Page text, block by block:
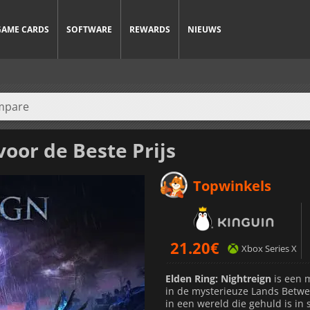
CARDS SOFTWARE REWARDS NIEUWS
de Beste Prijs
Topwinkels
21.20€ Xbox Series X
Elden Ring: Nightreign is een
in de mysterieuze Lands
in een wereld die gehuld is in